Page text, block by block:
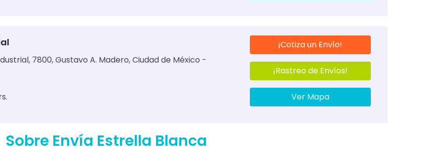
7800, Gustavo A. Madero, Ciudad de México -
¡Cotiza un Envío!
¡Rastreo de Envíos!
Ver Mapa
Sobre Envía Estrella Blanca